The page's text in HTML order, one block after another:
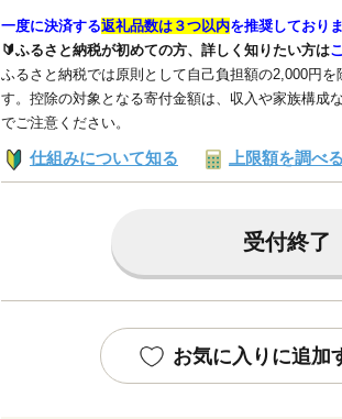
一度に決済する返礼品数は３つ以内を推奨しておりま
🔰ふるさと納税が初めての方、詳しく知りたい方は
ふるさと納税では原則として自己負担額の2,000円
す。控除の対象となる寄付金額は、収入や家族構成
でご注意ください。
仕組みについて知る 上限額を調べる
受付終了
お気に入りに追加